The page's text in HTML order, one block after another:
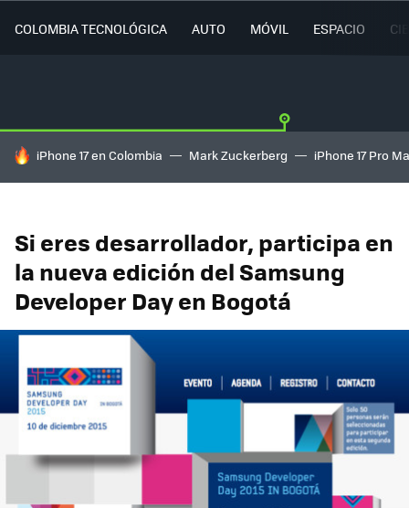
COLOMBIA TECNOLÓGICA AUTO MÓVIL ESPACIO
HOY SE HABLA DE
iPhone 17 en Colombia Mark Zuckerberg iPhone 17 Pro
Si eres desarrollador, participa en
la nueva edición del Samsung
Developer Day en Bogotá